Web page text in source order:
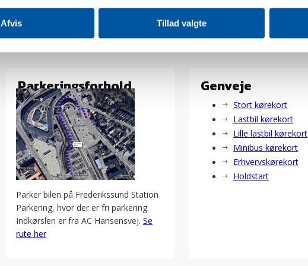
Afvis Tillad valgte
Parkeringsforhold
Parker bilen på Frederikssund Station
Parkering, hvor der er fri parkering.
Indkørslen er fra AC Hansensvej. Se
rute her
Genveje
Stort kørekort
Lastbil kørekort
Lille lastbil kørekort
Minibus kørekort
Erhvervskørekort
Holdstart